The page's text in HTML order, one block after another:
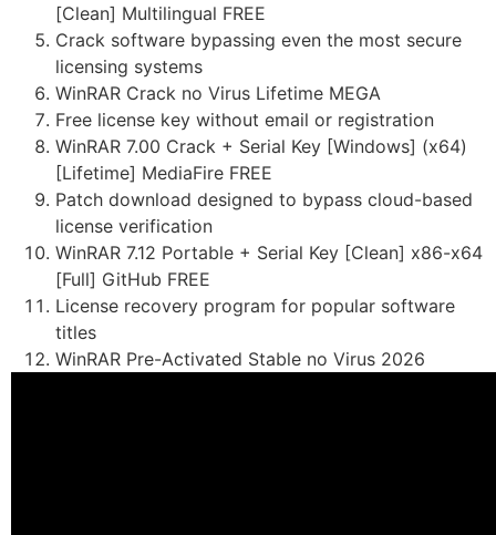
[Clean] Multilingual FREE
Crack software bypassing even the most secure
licensing systems
WinRAR Crack no Virus Lifetime MEGA
Free license key without email or registration
WinRAR 7.00 Crack + Serial Key [Windows] (x64)
[Lifetime] MediaFire FREE
Patch download designed to bypass cloud-based
license verification
WinRAR 7.12 Portable + Serial Key [Clean] x86-x64
[Full] GitHub FREE
License recovery program for popular software
titles
WinRAR Pre-Activated Stable no Virus 2026